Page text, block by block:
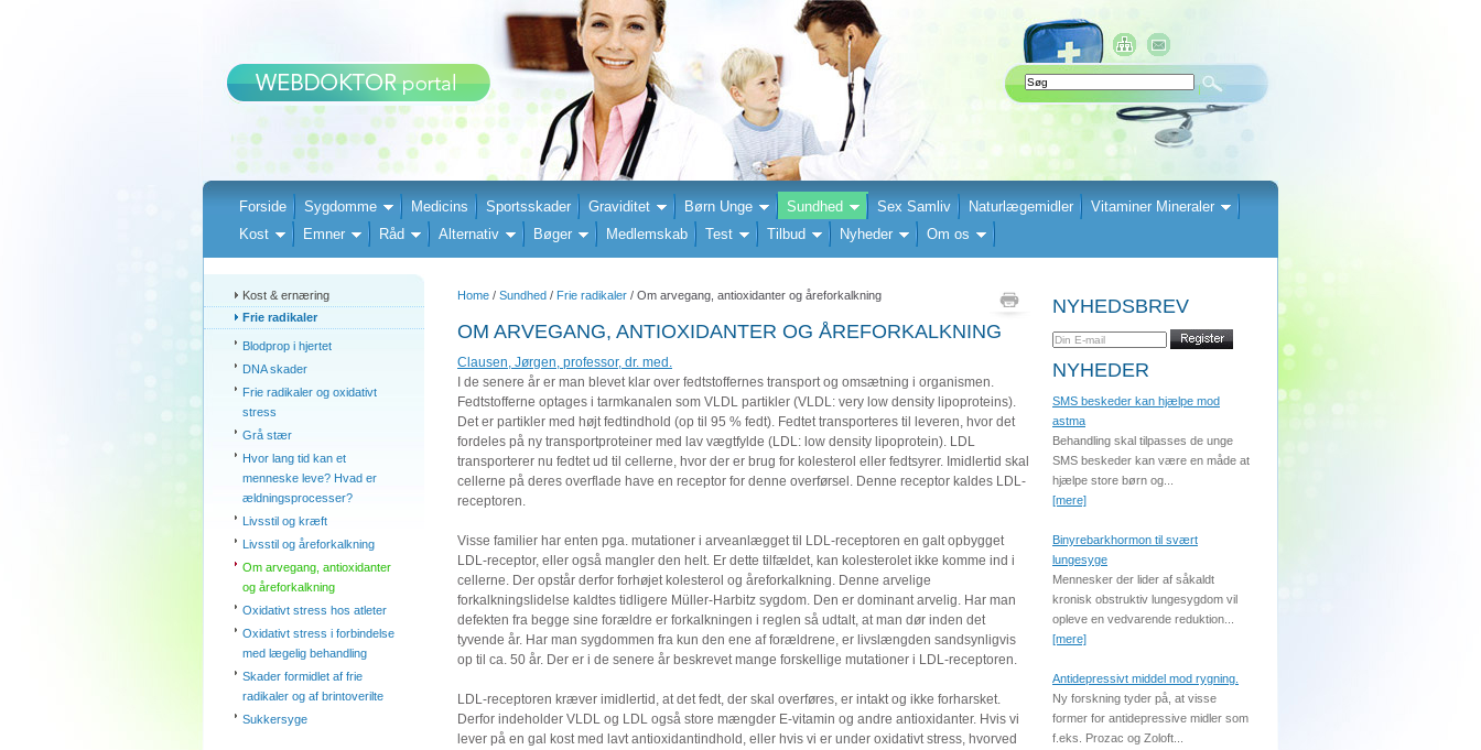
Forside Sygdomme Medicins Sportsskader Graviditet Børn Unge Sundhed Sex Samliv Naturlægemidler
Vitaminer Mineraler
Kost
Emner Råd Alternativ Bøger Medlemskab Test Tilbud Nyheder Om os
Kost & ernæring
Frie radikaler
Blodprop i hjertet
DNA skader
Frie radikaler og oxidativt
stress
Grå stær
Hvor lang tid kan et
menneske leve? Hvad er
ældningsprocesser?
Livsstil og kræft
Livsstil og åreforkalkning
Om arvegang, antioxidanter
og åreforkalkning
Oxidativt stress hos atleter
Oxidativt stress i forbindelse
med lægelig behandling
Skader formidlet af frie
radikaler og af brintoverilte
Sukkersyge
Home / Sundhed / Frie radikaler / Om arvegang, antioxidanter og åreforkalkning
OM ARVEGANG, ANTIOXIDANTER OG ÅREFORKALKNING
Clausen, Jørgen, professor, dr. med.
I de senere år er man blevet klar over fedtstoffernes transport og omsætning i organismen.
Fedtstofferne optages i tarmkanalen som VLDL partikler (VLDL: very low density lipoproteins).
Det er partikler med højt fedtindhold (op til 95 % fedt). Fedtet transporteres til leveren, hvor det
fordeles på ny transportproteiner med lav vægtfylde (LDL: low density lipoprotein). LDL
transporterer nu fedtet ud til cellerne, hvor der er brug for kolesterol eller fedtsyrer. Imidlertid skal
cellerne på deres overflade have en receptor for denne overførsel. Denne receptor kaldes LDL-
receptoren.
Visse familier har enten pga. mutationer i arveanlægget til LDL-receptoren en galt opbygget
LDL-receptor, eller også mangler den helt. Er dette tilfældet, kan kolesterolet ikke komme ind i
cellerne. Der opstår derfor forhøjet kolesterol og åreforkalkning. Denne arvelige
forkalkningslidelse kaldtes tidligere Müller-Harbitz sygdom. Den er dominant arvelig. Har man
defekten fra begge sine forældre er forkalkningen i reglen så udtalt, at man dør inden det
tyvende år. Har man sygdommen fra kun den ene af forældrene, er livslængden sandsynligvis
op til ca. 50 år. Der er i de senere år beskrevet mange forskellige mutationer i LDL-receptoren.
LDL-receptoren kræver imidlertid, at det fedt, der skal overføres, er intakt og ikke forharsket.
Derfor indeholder VLDL og LDL også store mængder E-vitamin og andre antioxidanter. Hvis vi
lever på en gal kost med lavt antioxidantindhold, eller hvis vi er under oxidativt stress, hvorved
NYHEDSBREV
NYHEDER
SMS beskeder kan hjælpe mod
astma
Behandling skal tilpasses de unge
SMS beskeder kan være en måde at
hjælpe store børn og...
[mere]
Binyrebarkhormon til svært
lungesyge
Mennesker der lider af såkaldt
kronisk obstruktiv lungesygdom vil
opleve en vedvarende reduktion...
[mere]
Antidepressivt middel mod rygning.
Ny forskning tyder på, at visse
former for antidepressive midler som
f.eks. Prozac og Zoloft...